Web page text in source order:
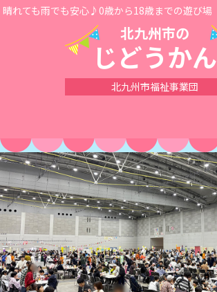
晴れても雨でも安心♪0歳から18歳までの遊び場
北九州市の
じどうかん
北九州市福祉事業団